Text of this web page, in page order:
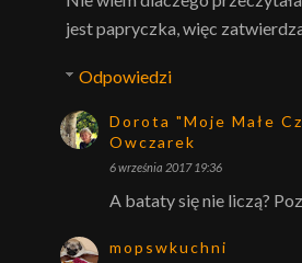
jest papryczka, więc
Odpowiedzi
Dorota "Moje Małe
Owczarek
6 września 2017 19:36
A bataty się nie liczą?
mopswkuchni